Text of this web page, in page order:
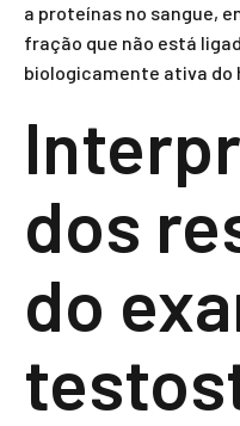
a proteínas no sangue,
fração que não está
biologicamente ativa do
dos
do